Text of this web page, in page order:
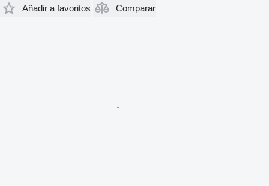
Añadir a favoritos
Comparar